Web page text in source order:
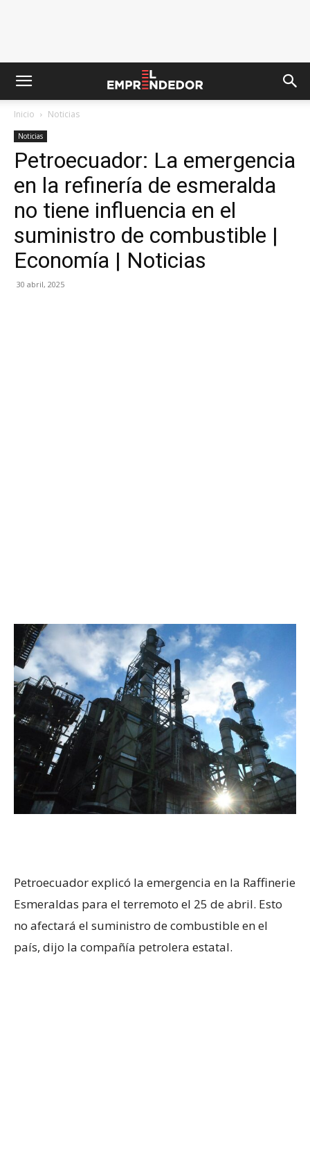
Inicio Noticias
Noticias
Petroecuador: La emergencia
en la refinería de esmeralda
no tiene influencia en el
suministro de combustible |
Economía | Noticias
30 abril, 2025
Petroecuador explicó la emergencia en la Raffinerie
Esmeraldas para el terremoto el 25 de abril. Esto
no afectará el suministro de combustible en el
país, dijo la compañía petrolera estatal.